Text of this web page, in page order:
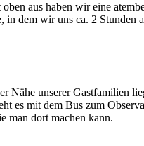
aus haben wir eine
dem wir uns ca. 2 Stunden
Nähe unserer Gastfamilien
es mit dem Bus zum
man dort machen kann.